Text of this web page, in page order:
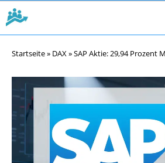
Startseite» DAX»SAP Aktie: 29,94 Prozent